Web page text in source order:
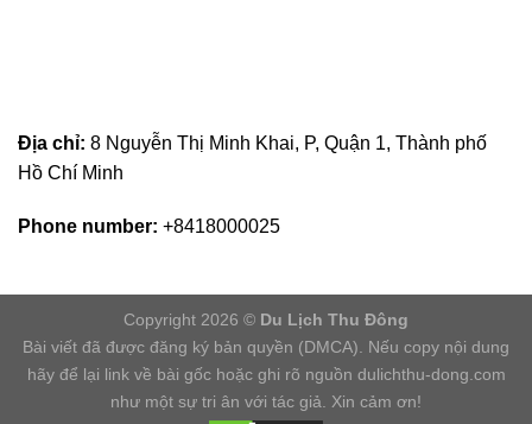
Địa chỉ: 8 Nguyễn Thị Minh Khai, P, Quận 1, Thành phố
Hồ Chí Minh
Phone number: +8418000025
Copyright 2026 © Du Lịch Thu Đông
Bài viết đã được đăng ký bản quyền (DMCA). Nếu copy nội dung
hãy để lại link về bài gốc hoặc ghi rõ nguồn dulichthu-dong.com
như một sự tri ân với tác giả. Xin cảm ơn!